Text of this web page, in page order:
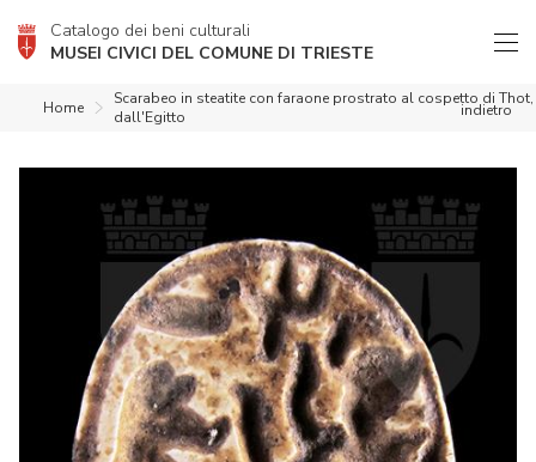
Catalogo dei beni culturali
MUSEI CIVICI DEL COMUNE DI TRIESTE
indietro
Home
Scarabeo in steatite con faraone prostrato al cospetto di Thot,
dall'Egitto